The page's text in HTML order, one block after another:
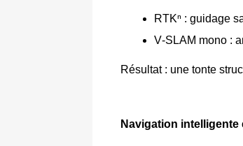
RTKⁿ : guidage
V‑SLAM mono :
Résultat : une tonte
Navigation